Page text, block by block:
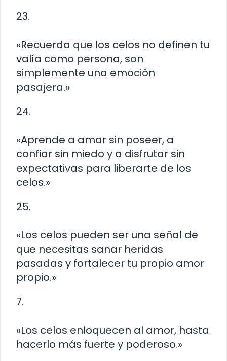
23.
«Recuerda que los celos no definen tu
valía como persona, son
simplemente una emoción
pasajera.»
24.
«Aprende a amar sin poseer, a
confiar sin miedo y a disfrutar sin
expectativas para liberarte de los
celos.»
25.
«Los celos pueden ser una señal de
que necesitas sanar heridas
pasadas y fortalecer tu propio amor
propio.»
7.
«Los celos enloquecen al amor, hasta
hacerlo más fuerte y poderoso.»